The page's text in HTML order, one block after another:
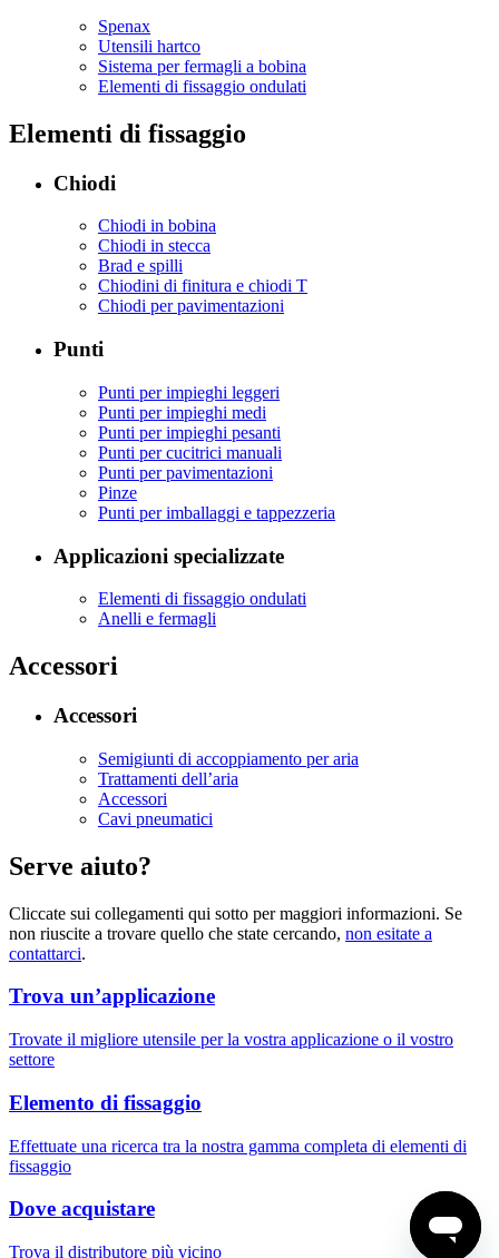
Spenax
Utensili hartco
Sistema per fermagli a bobina
Elementi di fissaggio ondulati
Elementi di fissaggio
Chiodi
Chiodi in bobina
Chiodi in stecca
Brad e spilli
Chiodini di finitura e chiodi T
Chiodi per pavimentazioni
Punti
Punti per impieghi leggeri
Punti per impieghi medi
Punti per impieghi pesanti
Punti per cucitrici manuali
Punti per pavimentazioni
Pinze
Punti per imballaggi e tappezzeria
Applicazioni specializzate
Elementi di fissaggio ondulati
Anelli e fermagli
Accessori
Accessori
Semigiunti di accoppiamento per aria
Trattamenti dell’aria
Accessori
Cavi pneumatici
Serve aiuto?
Cliccate sui collegamenti qui sotto per maggiori informazioni. Se
non riuscite a trovare quello che state cercando, non esitate a
contattarci.
Trova un’applicazione
Trovate il migliore utensile per la vostra applicazione o il vostro
settore
Elemento di fissaggio
Effettuate una ricerca tra la nostra gamma completa di elementi di
fissaggio
Dove acquistare
Trova il distributore più vicino